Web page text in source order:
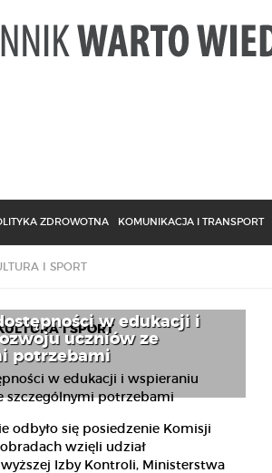
ZDROWOTNA KOMUNIKACJA I TRANSPORT
I SPORT
I SPORTw edukacji i
uczniów ze
potrzebami
odbyło się posiedzenie Komisji
wzięli udział
Izby Kontroli, Ministerstwa